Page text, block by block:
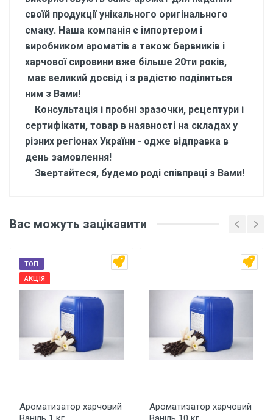
своїй продукції унікального оригінального
смаку. Наша компанія є імпортером і
виробником ароматів а також барвників і
харчової сировини вже більше 20ти років,
має великий досвід і з радістю поділиться
ним з Вами!
Консультація і пробні зразочки, рецептури і
сертифікати, товар в наявності на складах у
різних регіонах України - одже відправка в
день замовлення!
Звертайтеся, будемо роді співпраці з Вами!
Основні характеристики
Бренд
Країна виробник
Україна
Лаванда 10 кг
Відгуки про товар поки що відсутні.
Написати відгук
Рейтинг
Вас можуть зацікавити
ТОП
АКЦІЯ
Ароматизатор харчовий
Ароматизатор харчовий